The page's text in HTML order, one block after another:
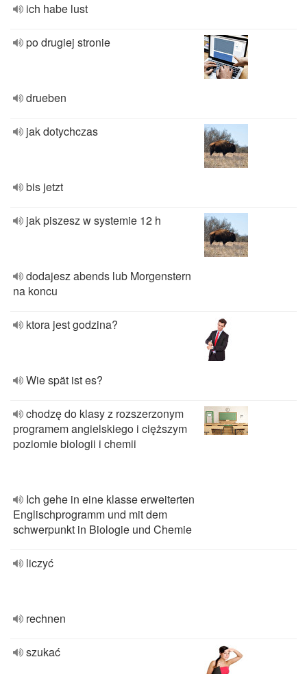
ich habe lust
po drugiej stronie
drueben
jak dotychczas
bis jetzt
jak piszesz w systemie 12 h
dodajesz abends lub Morgenstern
na koncu
ktora jest godzina?
Wie spät ist es?
chodzę do klasy z rozszerzonym
programem angielskiego i cięższym
poziomie biologii i chemii
Ich gehe in eine klasse erweiterten
Englischprogramm und mit dem
schwerpunkt in Biologie und Chemie
liczyć
rechnen
szukać